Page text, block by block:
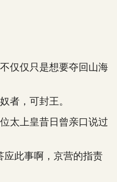
仅只是想要夺回山海
，可封王。
上皇昔日曾亲口说过
此事啊，京营的指责